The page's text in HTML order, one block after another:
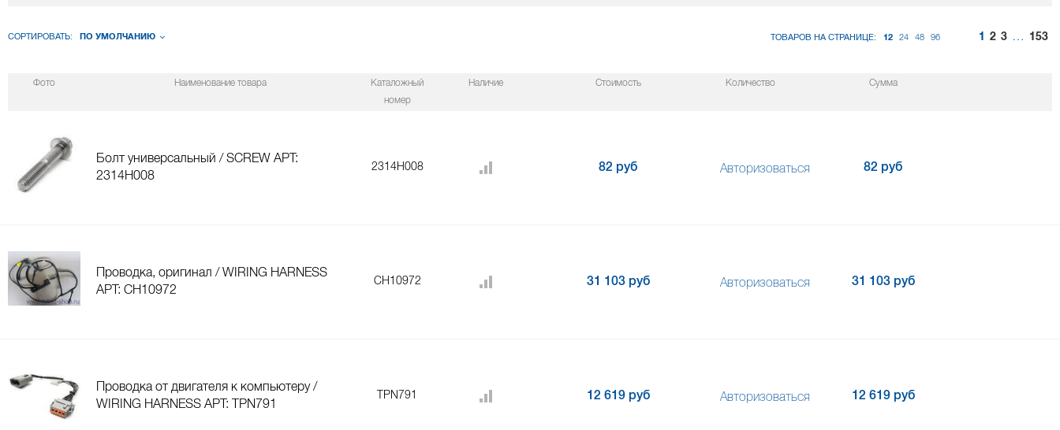
СОРТИРОВАТЬ: ПО УМОЛЧАНИЮ ТОВАРОВ НА СТРАНИЦЕ: 12 24 48 96 1 2 3 … 153
Фото Наименование товара
Каталожный
номер
Наличие Стоимость Количество Сумма
Болт универсальный / SCREW АРТ:
2314H008
2314H008 82 руб Авторизоваться 82 руб
Проводка, оригинал / WIRING HARNESS
АРТ: CH10972
CH10972 31 103 руб Авторизоваться 31 103 руб
Проводка от двигателя к компьютеру /
WIRING HARNESS АРТ: TPN791
TPN791 12 619 руб Авторизоваться 12 619 руб